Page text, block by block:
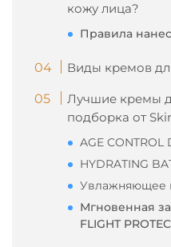
кожу лица?
Правила
Виды кремов
Лучшие кремы
подборка от
AGE CONTROL
HYDRATING
Увлажняющее
Мгновенная
FLIGHT